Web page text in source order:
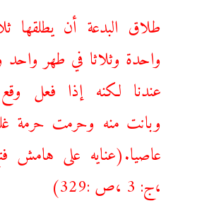
طلاق البدعة أن يطلقها
واحدة وثلاثا في طهر
عندنا لكنه إذا فعل
وبانت منه وحرمت حرمة
عاصيا.(عنايه على هامش
،ج: 3 ،ص :329)